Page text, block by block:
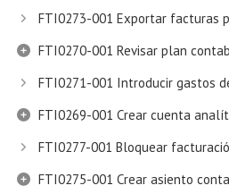
FTI0273-001 Exportar facturas
FTI0270-001 Revisar plan
FTI0271-001 Introducir gastos
FTI0269-001 Crear cuenta
FTI0277-001 Bloquear
FTI0275-001 Crear asiento